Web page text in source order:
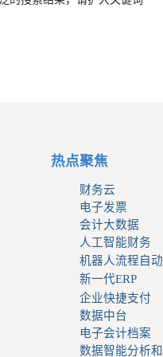
热点聚焦
财务云
电子发票
会计大数据
人工智能财务
机器人流程自
新一代ERP
企业快捷支付
数据中台
电子会计档案
数据智能分析